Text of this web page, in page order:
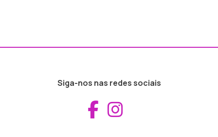
Siga-nos nas redes sociais
Aceder ao